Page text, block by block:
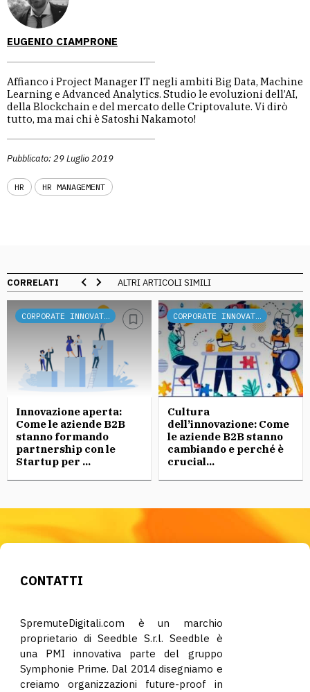
EUGENIO CIAMPRONE
Affianco i Project Manager IT negli ambiti Big Data, Machine
Learning e Advanced Analytics. Studio le evoluzioni dell’AI,
della Blockchain e del mercato delle Criptovalute. Vi dirò
tutto, ma mai chi è Satoshi Nakamoto!
Pubblicato: 29 Luglio 2019
HR HR MANAGEMENT
CORRELATI ALTRI ARTICOLI SIMILI
CORPORATE INNOVATION
Innovazione aperta:
Come le aziende B2B
stanno formando
partnership con le
Startup per ...
CORPORATE INNOVATION
Cultura
dell’innovazione: Come
le aziende B2B stanno
cambiando e perché è
crucial...
CONTATTI
SpremuteDigitali.com è un marchio
proprietario di Seedble S.r.l. Seedble è
una PMI innovativa parte del gruppo
Symphonie Prime. Dal 2014 disegniamo e
creiamo organizzazioni future-proof in